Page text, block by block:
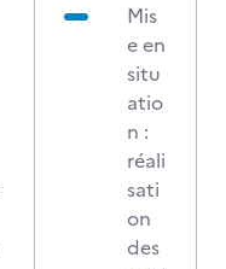
Mis
e en
situ
atio
n :
réali
sati
on
des